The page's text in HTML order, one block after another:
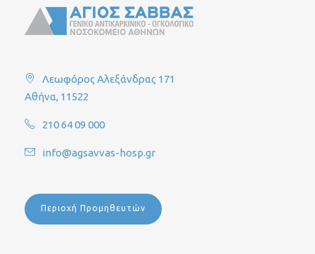
Λεωφόρος Αλεξάνδρας 171
Αθήνα, 11522
210 64 09 000
info@agsavvas-hosp.gr
Περιοχή Προμηθευτών